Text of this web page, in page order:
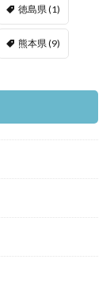
徳島県 (1)
熊本県 (9)